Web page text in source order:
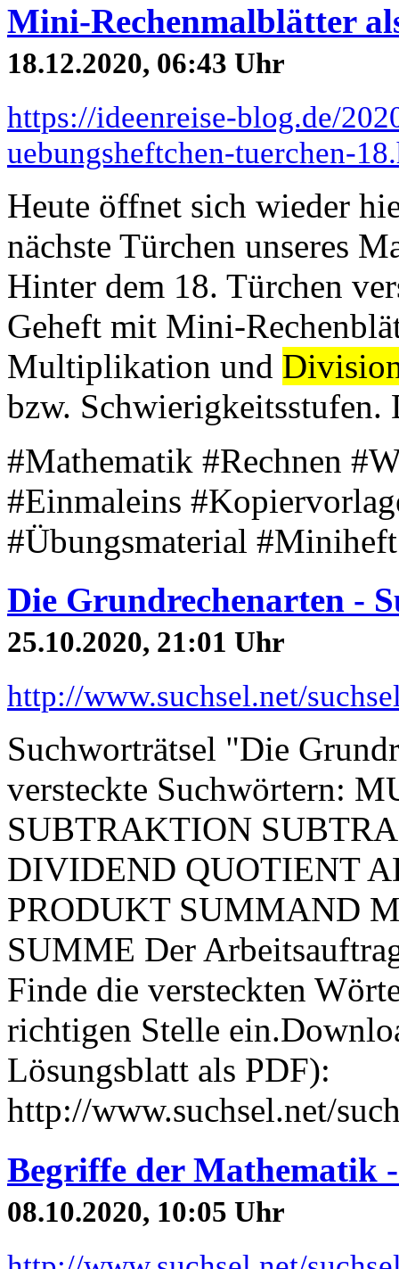
Mini-Rechenmalblätter
18.12.2020, 06:43 Uhr
https://ideenreise-blog.de/
uebungsheftchen-tuerchen-
Heute öffnet sich wieder
nächste Türchen unseres
Hinter dem 18. Türchen
Geheft mit Mini-
Multiplikation und
bzw. Schwierigkeitsstufen.
#Mathematik #Rechnen
#Einmaleins
#Übungsmaterial #Miniheft
Die Grundrechenarten -
25.10.2020, 21:01 Uhr
http://www.suchsel.net/
Suchworträtsel "Die
versteckte Suchwörtern:
SUBTRAKTION
DIVIDEND QUOTIENT
PRODUKT SUMMAND
SUMME Der
Finde die versteckten
richtigen Stelle
Lösungsblatt als PDF):
http://www.suchsel.net/
Begriffe der Mathematik
08.10.2020, 10:05 Uhr